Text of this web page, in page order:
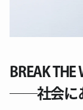
BREAK THE
──社会に